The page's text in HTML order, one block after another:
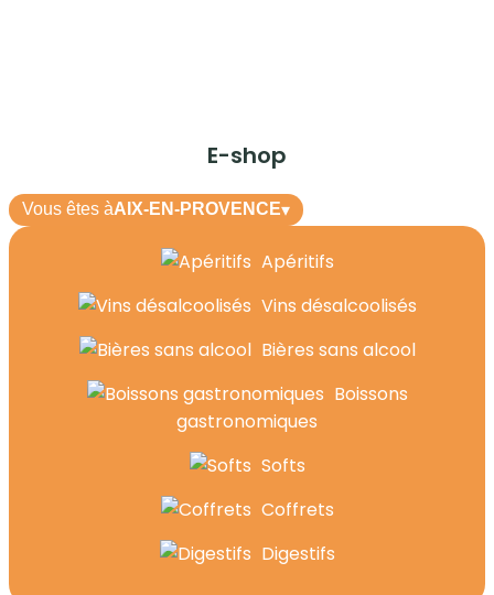
E-shop
Vous êtes àAIX-EN-PROVENCE▾
Apéritifs
Vins désalcoolisés
Bières sans alcool
Boissons
gastronomiques
Softs
Coffrets
Digestifs